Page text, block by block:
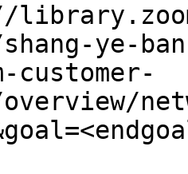
ye-
customer-